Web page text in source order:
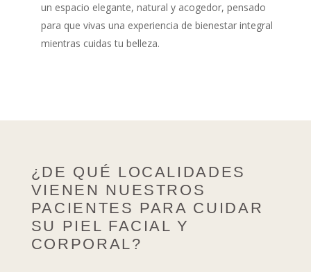
un espacio elegante, natural y acogedor, pensado
para que vivas una experiencia de bienestar integral
mientras cuidas tu belleza.
¿DE QUÉ LOCALIDADES
VIENEN NUESTROS
PACIENTES PARA CUIDAR
SU PIEL FACIAL Y
CORPORAL?